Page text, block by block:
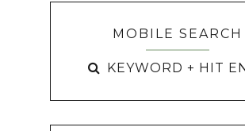
MOBILE SEARCH